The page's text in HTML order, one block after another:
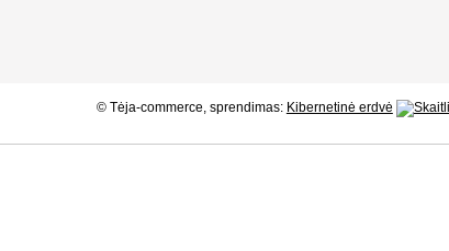
© Tėja-commerce, sprendimas: Kibernetinė erdvė